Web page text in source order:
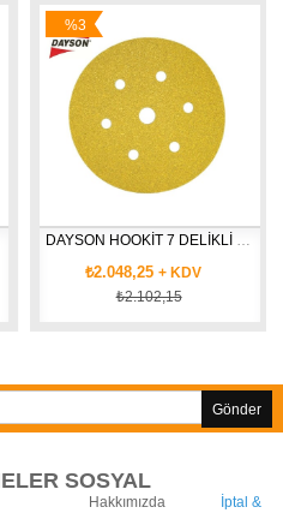
DAYSON HOOKİT 7 DELİKLİ 150*80-100 ZIMPARA
₺2.048,25 + KDV
₺2.102,15
%3
İndirim
Gönder
SOSYAL
Hakkımızda
İptal &